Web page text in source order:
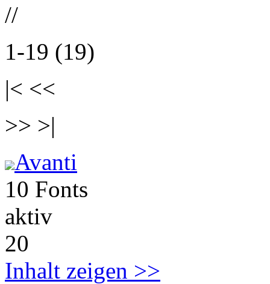
//
1-19 (19)
|< <<
>> >|
Avanti
10 Fonts
aktiv
20
Inhalt zeigen >>